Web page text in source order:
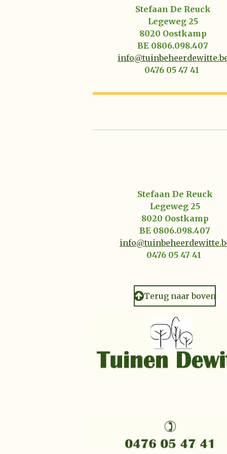
Stefaan De Reuck
Legeweg 25
8020 Oostkamp
BE 0806.098.407
0476 05 47 41
Stefaan De Reuck
Legeweg 25
8020 Oostkamp
BE 0806.098.407
0476 05 47 41
Terug naar boven